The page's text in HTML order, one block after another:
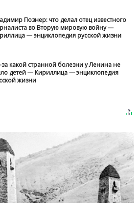
Познер: что делал отец известного
во Вторую мировую войну —
— энциклопедия русской жизни
за какой странной болезни у Ленина не
детей — Кириллица — энциклопедия
жизни